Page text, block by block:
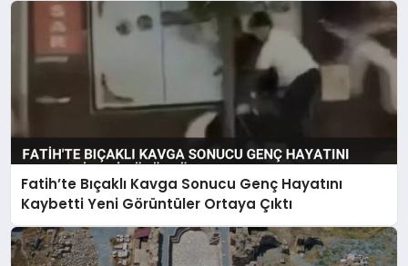
Fatih’te Bıçaklı Kavga Sonucu Genç Hayatını
Kaybetti Yeni Görüntüler Ortaya Çıktı